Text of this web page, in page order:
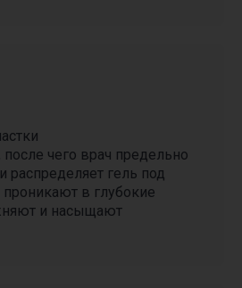
после чего врач предельно
распределяет гель под
в глубокие
и насыщают